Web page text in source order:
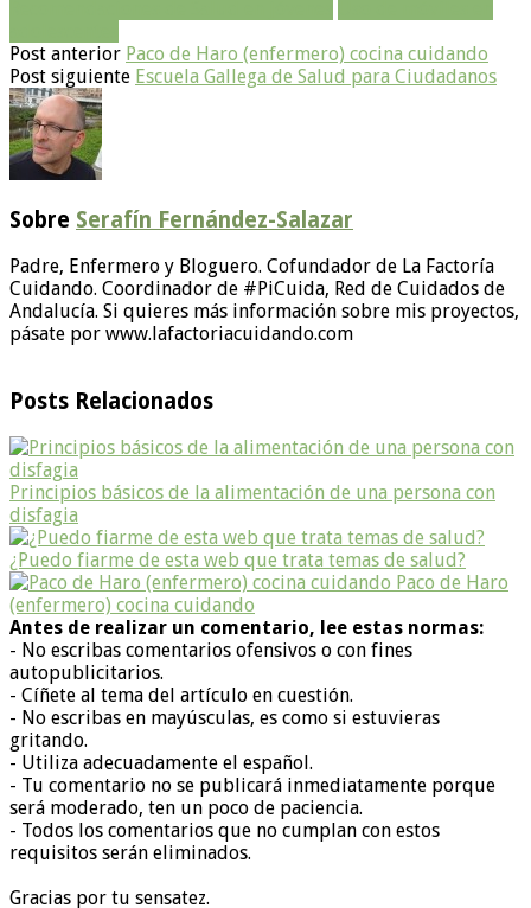
Post anterior Paco de Haro (enfermero) cocina cuidando
Post siguiente Escuela Gallega de Salud para Ciudadanos
Sobre Serafín Fernández-Salazar
Padre, Enfermero y Bloguero. Cofundador de La Factoría
Cuidando. Coordinador de #PiCuida, Red de Cuidados de
Andalucía. Si quieres más información sobre mis proyectos,
pásate por www.lafactoriacuidando.com
Posts Relacionados
Principios básicos de la alimentación de una persona con
disfagia
¿Puedo fiarme de esta web que trata temas de salud?
Paco de Haro
(enfermero) cocina cuidando
Antes de realizar un comentario, lee estas normas:
- No escribas comentarios ofensivos o con fines
autopublicitarios.
- Cíñete al tema del artículo en cuestión.
- No escribas en mayúsculas, es como si estuvieras
gritando.
- Utiliza adecuadamente el español.
- Tu comentario no se publicará inmediatamente porque
será moderado, ten un poco de paciencia.
- Todos los comentarios que no cumplan con estos
requisitos serán eliminados.
Gracias por tu sensatez.